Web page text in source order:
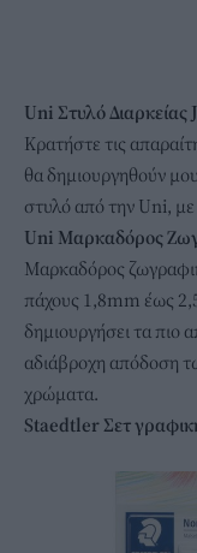
Uni Στυλό
Κρατήστε τις
θα δημιουργηθούν
στυλό από την Uni, με
Uni Μαρκαδόρος
Μαρκαδόρος
πάχους 1,8mm έως
δημιουργήσει τα πιο
αδιάβροχη απόδοση
χρώματα.
Staedtler Σετ